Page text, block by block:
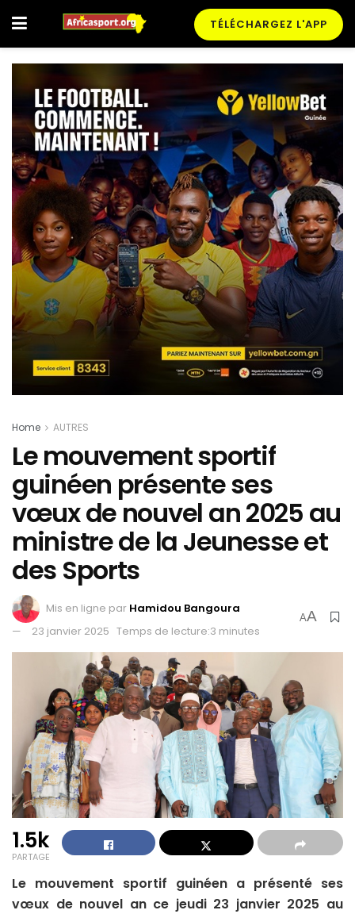
TÉLÉCHARGEZ L'APP
Home AUTRES
Le mouvement sportif
guinéen présente ses
vœux de nouvel an 2025 au
ministre de la Jeunesse et
des Sports
Mis en ligne par Hamidou Bangoura
23 janvier 2025 Temps de lecture:3 minutes
AA
1.5k
PARTAGE
Le mouvement sportif guinéen a présenté ses
vœux de nouvel an ce jeudi 23 janvier 2025 au